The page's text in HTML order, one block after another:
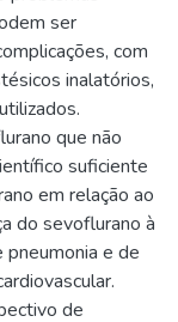
ser
com
inalatórios,
que não
suficiente
em relação ao
do sevoflurano à
pneumonia e de
de